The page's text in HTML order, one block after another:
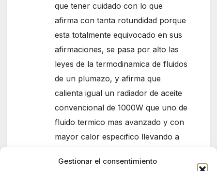
Gestionar el consentimiento
que tener cuidado con lo que
afirma con tanta rotundidad porque
esta totalmente equivocado en sus
afirmaciones, se pasa por alto las
leyes de la termodinamica de fluidos
de un plumazo, y afirma que
calienta igual un radiador de aceite
convencional de 1000W que uno de
fluido termico mas avanzado y con
mayor calor especifico llevando a
han leido este blog y que doy por